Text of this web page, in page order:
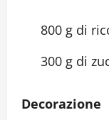
800 g di
300 g di
Decorazione